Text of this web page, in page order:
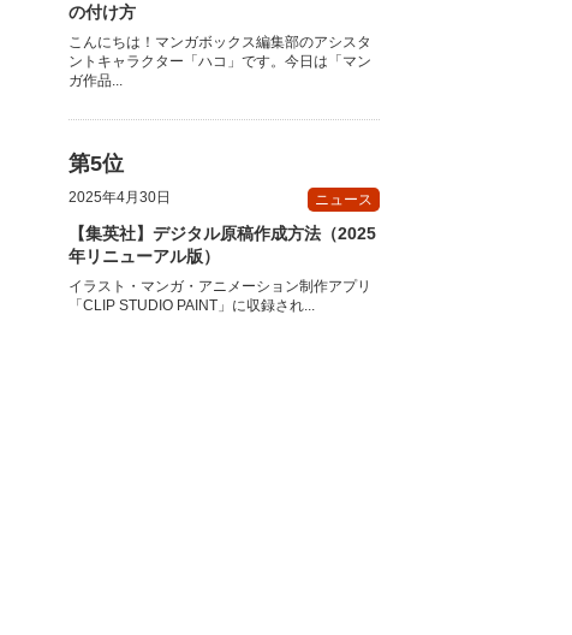
の付け方
こんにちは！マンガボックス編集部のアシスタ
ントキャラクター「ハコ」です。今日は「マン
ガ作品...
2025年4月30日 ニュース
【集英社】デジタル原稿作成方法（2025
年リニューアル版）
イラスト・マンガ・アニメーション制作アプリ
「CLIP STUDIO PAINT」に収録され...